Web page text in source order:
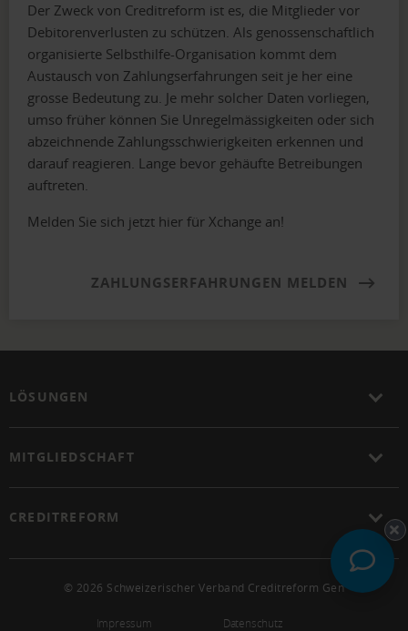
Der Zweck von Creditreform ist es, die Mitglieder vor
Debitorenverlusten zu schützen. Als genossenschaftlich
organisierte Selbsthilfe-Organisation kommt dem
Austausch von Zahlungserfahrungen seit je her eine
grosse Bedeutung zu. Je mehr solcher Daten vorliegen,
umso früher können Sie Unregelmässigkeiten oder sich
abzeichnende Zahlungsschwierigkeiten erkennen und
darauf reagieren. Lange bevor gehäufte Betreibungen
auftreten.
Melden Sie sich jetzt hier für Xchange an!
ZAHLUNGSERFAHRUNGEN MELDEN
LÖSUNGEN
MITGLIEDSCHAFT
CREDITREFORM
© 2026 Schweizerischer Verband Creditreform Gen
Impressum Datenschutz